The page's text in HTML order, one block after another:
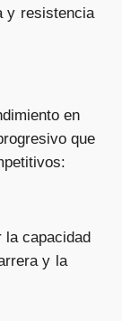
y resistencia
en
que
la capacidad
y la